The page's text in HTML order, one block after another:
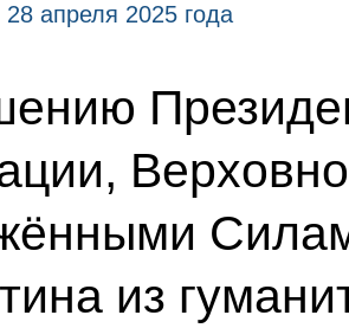
28 апреля 2025 года
из